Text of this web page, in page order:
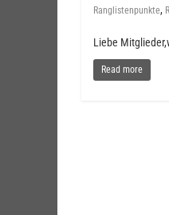
Ranglistenpunkte,
Liebe
Read more